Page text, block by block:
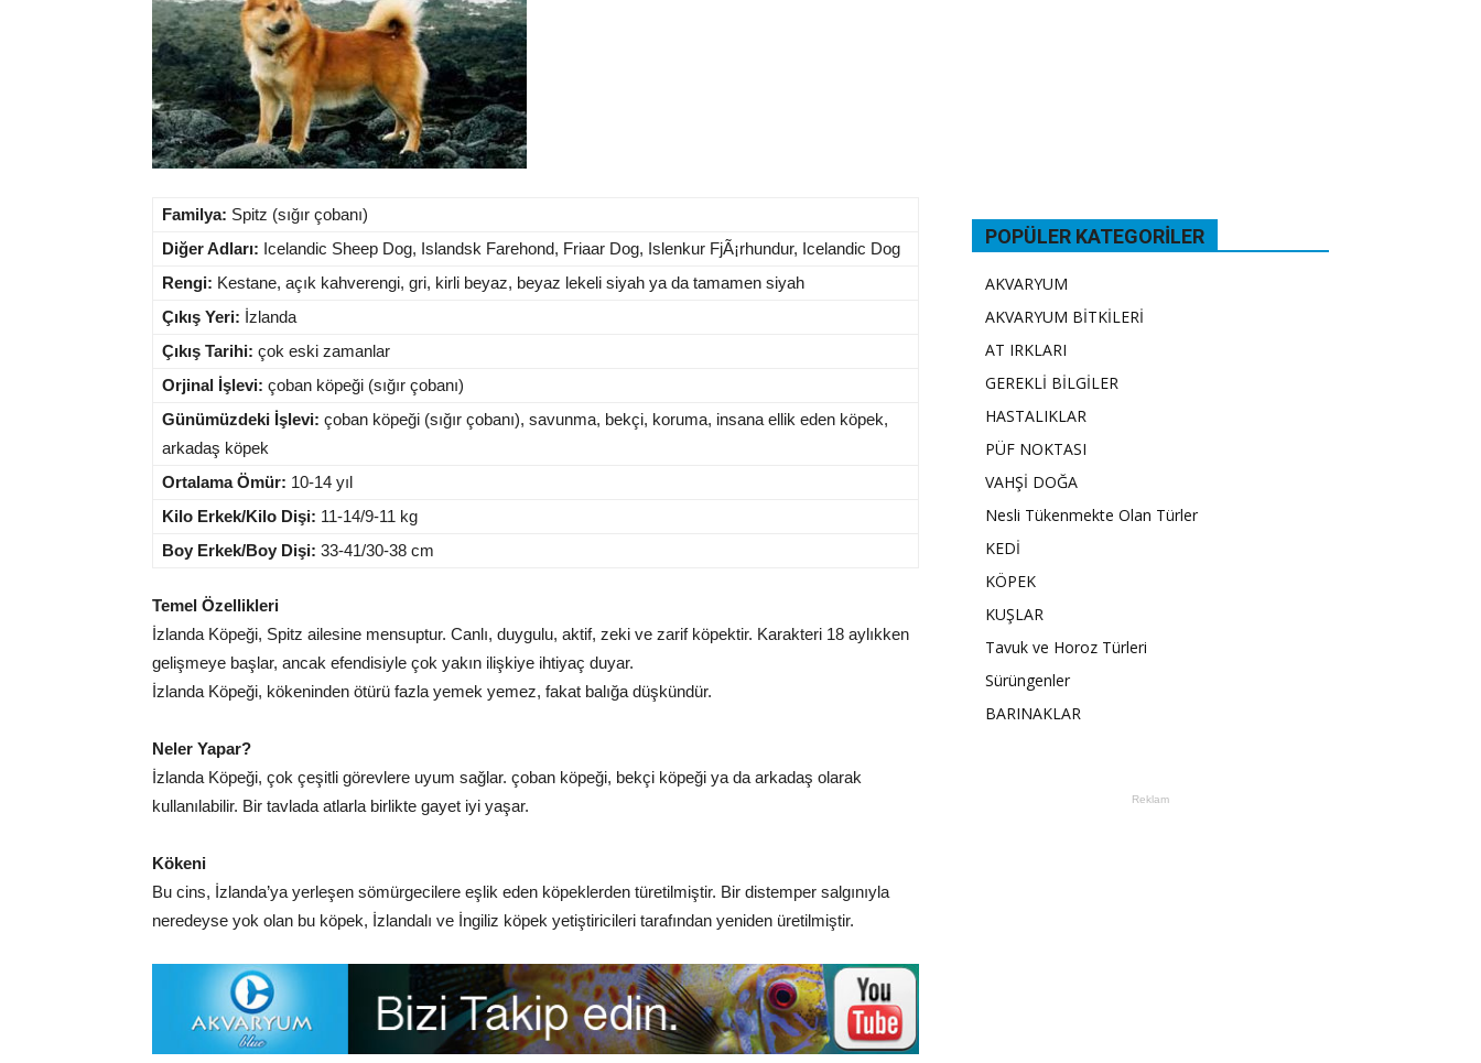
Familya: Spitz (sığır çobanı)
Diğer Adları: Icelandic Sheep Dog, Islandsk Farehond, Friaar Dog, Islenkur FjÃ¡rhundur, Icelandic Dog
Rengi: Kestane, açık kahverengi, gri, kirli beyaz, beyaz lekeli siyah ya da tamamen siyah
Çıkış Yeri: İzlanda
Çıkış Tarihi: çok eski zamanlar
Orjinal İşlevi: çoban köpeği (sığır çobanı)
Günümüzdeki İşlevi: çoban köpeği (sığır çobanı), savunma, bekçi, koruma, insana ellik eden köpek,
arkadaş köpek
Ortalama Ömür: 10-14 yıl
Kilo Erkek/Kilo Dişi: 11-14/9-11 kg
Boy Erkek/Boy Dişi: 33-41/30-38 cm
Temel Özellikleri
İzlanda Köpeği, Spitz ailesine mensuptur. Canlı, duygulu, aktif, zeki ve zarif köpektir. Karakteri 18 aylıkken
gelişmeye başlar, ancak efendisiyle çok yakın ilişkiye ihtiyaç duyar.
İzlanda Köpeği, kökeninden ötürü fazla yemek yemez, fakat balığa düşkündür.
Neler Yapar?
İzlanda Köpeği, çok çeşitli görevlere uyum sağlar. çoban köpeği, bekçi köpeği ya da arkadaş olarak
kullanılabilir. Bir tavlada atlarla birlikte gayet iyi yaşar.
Kökeni
Bu cins, İzlanda’ya yerleşen sömürgecilere eşlik eden köpeklerden türetilmiştir. Bir distemper salgınıyla
neredeyse yok olan bu köpek, İzlandalı ve İngiliz köpek yetiştiricileri tarafından yeniden üretilmiştir.
POPÜLER KATEGORILER
AKVARYUM
AKVARYUM BİTKİLERİ
AT IRKLARI
GEREKLİ BİLGİLER
HASTALIKLAR
PÜF NOKTASI
VAHŞİ DOĞA
Nesli Tükenmekte Olan Türler
KEDİ
KÖPEK
KUŞLAR
Tavuk ve Horoz Türleri
Sürüngenler
BARINAKLAR
Reklam